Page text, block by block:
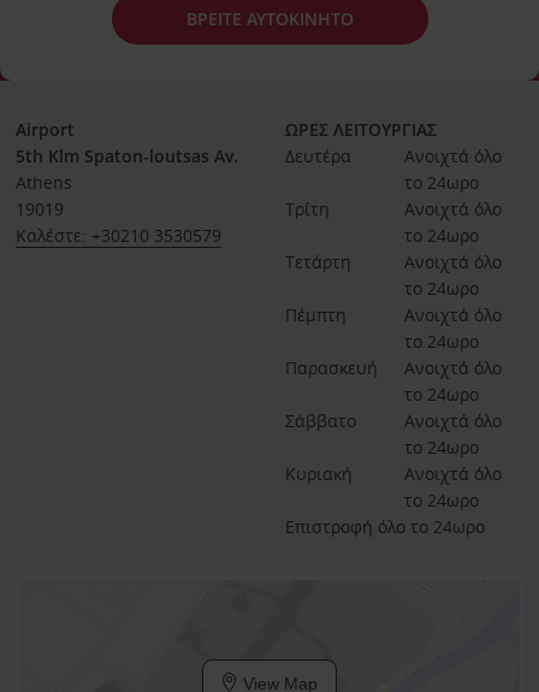
ΒΡΕΙΤΕ ΑΥΤΟΚΙΝΗΤΟ
Airport
5th Klm Spaton-loutsas Av.
Athens
19019
Καλέστε: +30210 3530579
ΩΡΕΣ ΛΕΙΤΟΥΡΓΙΑΣ
Δευτέρα
Ανοιχτά όλο
το 24ωρο
Τρίτη
Ανοιχτά όλο
το 24ωρο
Τετάρτη
Ανοιχτά όλο
το 24ωρο
Πέμπτη
Ανοιχτά όλο
το 24ωρο
Παρασκευή
Ανοιχτά όλο
το 24ωρο
Σάββατο
Ανοιχτά όλο
το 24ωρο
Κυριακή
Ανοιχτά όλο
το 24ωρο
Επιστροφή όλο το 24ωρο
View Map